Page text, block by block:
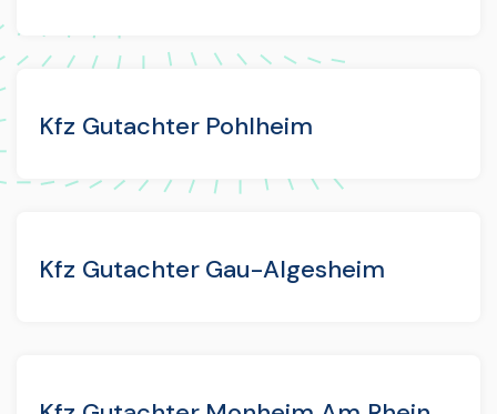
Kfz Gutachter Pohlheim
Kfz Gutachter Gau-Algesheim